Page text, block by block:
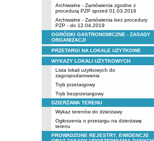
Archiwalne - Zamówienia zgodne z
procedurą PZP sprzed 01.03.2016
Archiwalne - Zamówienia bez procedury
PZP - do 12.04.2019
OGRÓDKI GASTRONOMICZNE - ZASADY
ORGANIZACJI
PRZETARGI NA LOKALE UŻYTKOWE
WYKAZY LOKALI UŻYTKOWYCH
Lista lokali użytkowych do
zagospodarowania
Tryb przetargowy
Tryb bezprzetargowy
DZIERŻAWA TERENU
Wykaz terenów do dzierżawy
Ogłoszenia o przetargu na dzierżawę
terenu
PROWADZONE REJESTRY, EWIDENCJE